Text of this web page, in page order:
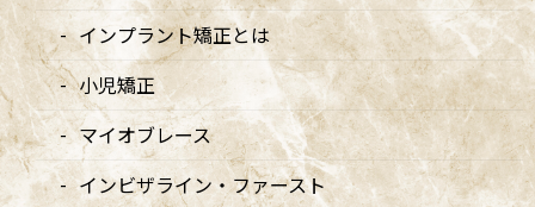
Access
阿佐ヶ谷ことぶき歯科・矯正歯科
インプラント矯正とは
小児矯正
マイオブレース
インビザライン・ファースト